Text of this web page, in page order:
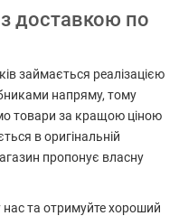
доставкою по
займається реалізацією
напряму, тому
товари за кращою ціною
в оригінальній
пропонує власну
та отримуйте хороший